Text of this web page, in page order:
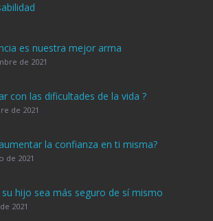
es nuestra mejor arma
de 2021
con las dificultades de la vida ?
de 2021
la confianza en ti misma?
de 2021
su hijo sea más seguro de sí mismo
2021